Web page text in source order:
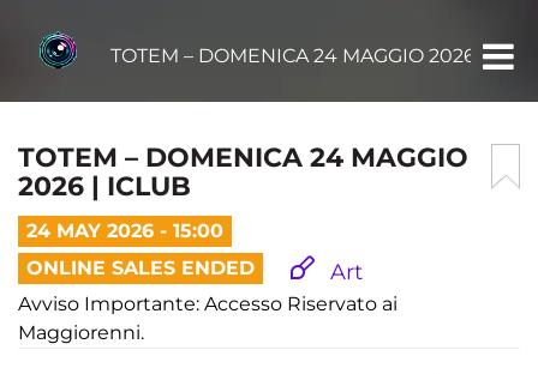
TOTEM – DOMENICA 24 MAGGIO 2026 |
TOTEM – DOMENICA 24 MAGGIO
2026 | ICLUB
24 MAY 2026 - 15:00
ONLINE SALES ENDED
Art
Avviso Importante: Accesso Riservato ai
Maggiorenni.